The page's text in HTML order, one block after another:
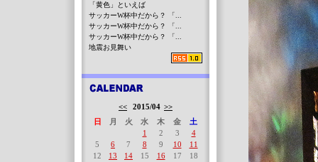
「黄色」といえば
サッカーW杯中だから？ 「...
サッカーW杯中だから？ 「...
サッカーW杯中だから？ 「...
地震お見舞い
<< 2015/04 >>
日
月 火 水 木 金
土
1
2 3
4
5
6 7 8 9 10
11
12
13 14 15 16 17
18